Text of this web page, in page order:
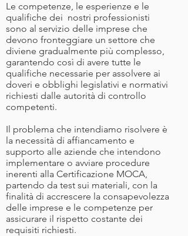
Le competenze, le esperienze e le
qualifiche dei nostri professionisti
sono al servizio delle imprese che
devono fronteggiare un settore che
diviene gradualmente più complesso,
garantendo così di avere tutte le
qualifiche necessarie per assolvere ai
doveri e obblighi legislativi e normativi
richiesti dalle autorità di controllo
competenti.
Il problema che intendiamo risolvere è
la necessità di affiancamento e
supporto alle aziende che intendono
implementare o avviare procedure
inerenti alla Certificazione MOCA,
partendo da test sui materiali, con la
finalità di accrescere la consapevolezza
delle imprese e le competenze per
assicurare il rispetto costante dei
requisiti richiesti.